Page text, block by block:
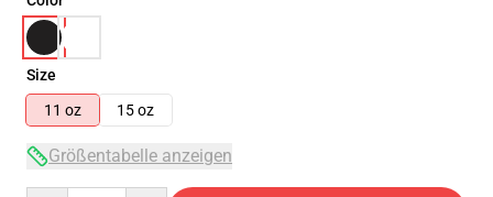
Size
11 oz
15 oz
Größentabelle anzeigen